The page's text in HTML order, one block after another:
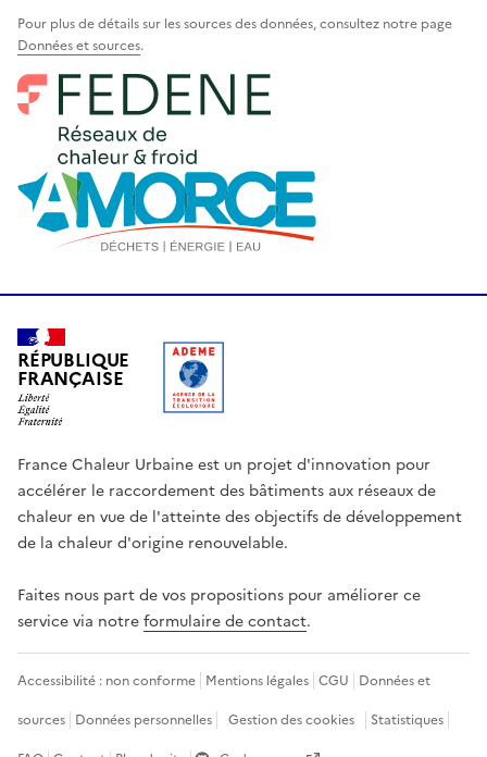
Pour plus de détails sur les sources des données, consultez notre page
Données et sources.
RÉPUBLIQUE
FRANÇAISE
France Chaleur Urbaine est un projet d'innovation pour
accélérer le raccordement des bâtiments aux réseaux de
chaleur en vue de l'atteinte des objectifs de développement
de la chaleur d'origine renouvelable.
Faites nous part de vos propositions pour améliorer ce
service via notreformulaire de contact.
Accessibilité : non conforme Mentions légales CGU
Données et
sources Données personnelles Gestion des cookies
Statistiques